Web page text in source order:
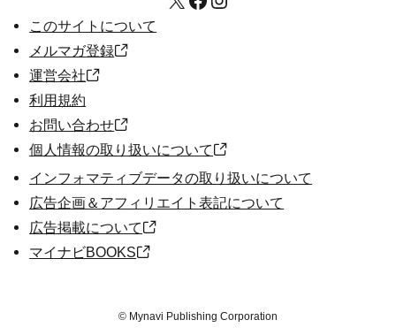
このサイトについて
メルマガ登録
運営会社
利用規約
お問い合わせ
個人情報の取り扱いについて
インフォマティブデータの取り扱いについて
広告企画＆アフィリエイト表記について
広告掲載について
マイナビBOOKS
© Mynavi Publishing Corporation